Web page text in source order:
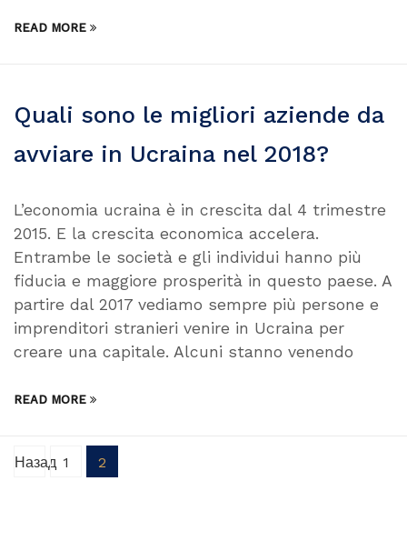
READ MORE
Quali sono le migliori aziende da
avviare in Ucraina nel 2018?
L’economia ucraina è in crescita dal 4 trimestre
2015. E la crescita economica accelera.
Entrambe le società e gli individui hanno più
fiducia e maggiore prosperità in questo paese. A
partire dal 2017 vediamo sempre più persone e
imprenditori stranieri venire in Ucraina per
creare una capitale. Alcuni stanno venendo
READ MORE
Назад 1 2